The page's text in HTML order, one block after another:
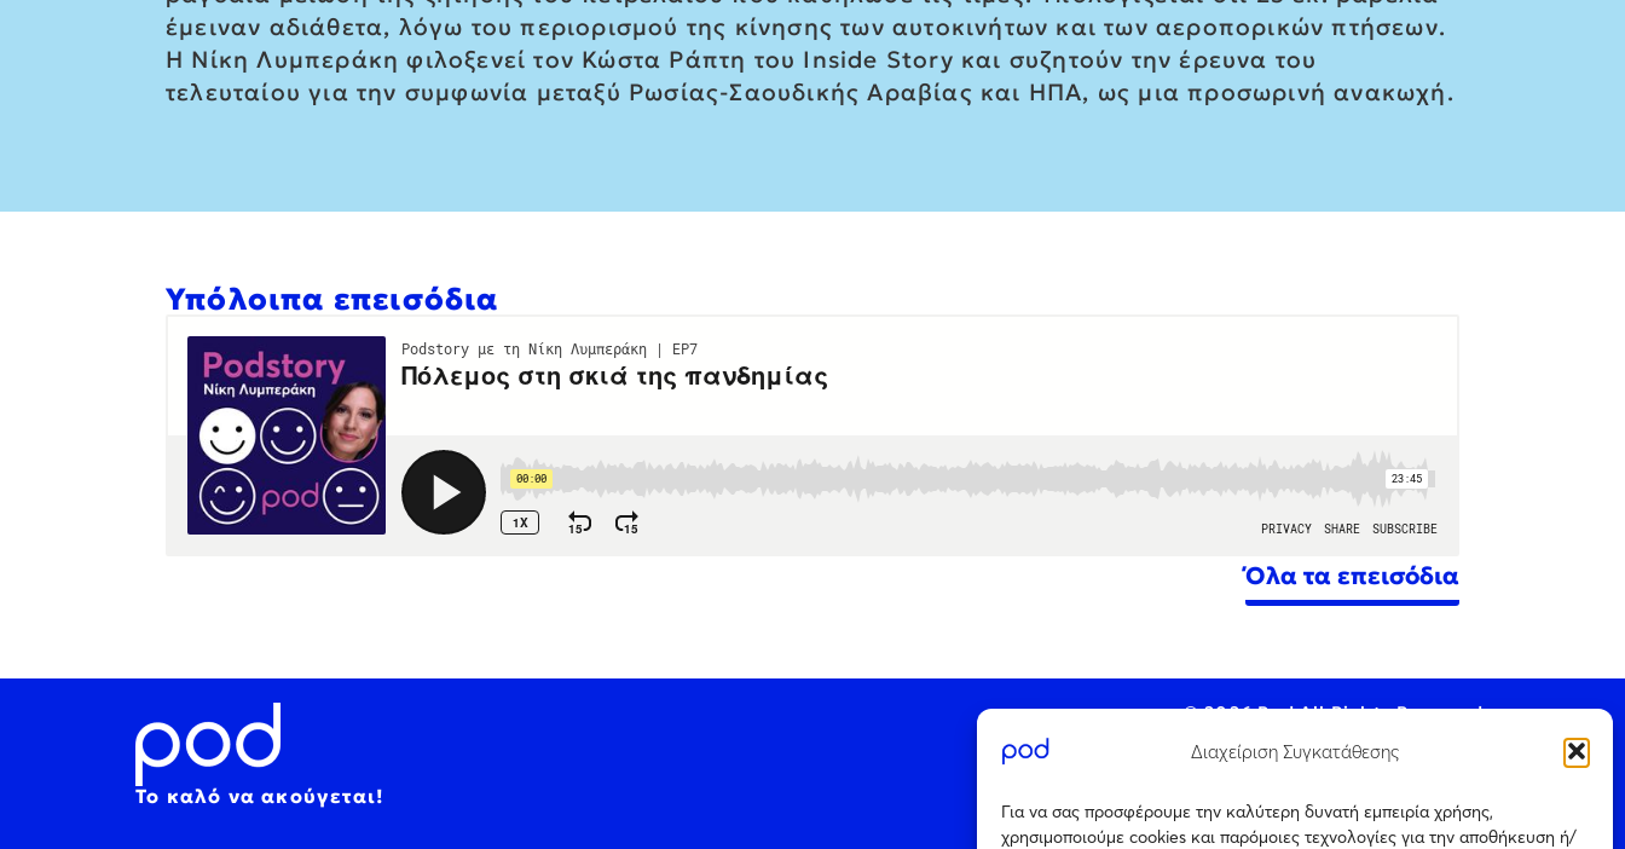
Διαχείριση Συγκατάθεσης
Για να σας προσφέρουμε την καλύτερη δυνατή εμπειρία χρήσης,
χρησιμοποιούμε cookies και παρόμοιες τεχνολογίες για την αποθήκευση ή/
έμειναν αδιάθετα, λόγω του περιορισμού της κίνησης των αυτοκινήτων και των αεροπορικών πτήσεων.
Η Νίκη Λυμπεράκη φιλοξενεί τον Κώστα Ράπτη του Inside Story και συζητούν την έρευνα του
τελευταίου για την συμφωνία μεταξύ Ρωσίας-Σαουδικής Αραβίας και ΗΠΑ, ως μια προσωρινή ανακωχή.
Υπόλοιπα επεισόδια
Όλα τα επεισόδια
Το καλό να ακούγεται!
© 2026 Pod All Rights Reserved.